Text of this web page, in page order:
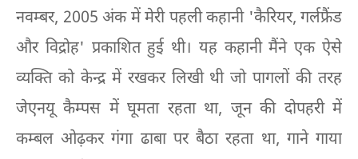
नवम्बर, 2005 अंक में मेरी पहली कहानी 'कैरियर, गर्लफ्रैंड
और विद्रोह' प्रकाशित हुई थी। यह कहानी मैंने एक ऐसे
व्यक्ति को केन्द्र में रखकर लिखी थी जो पागलों की तरह
जेएनयू कैम्पस में घूमता रहता था, जून की दोपहरी में
कम्बल ओढ़कर गंगा ढाबा पर बैठा रहता था, गाने गाया